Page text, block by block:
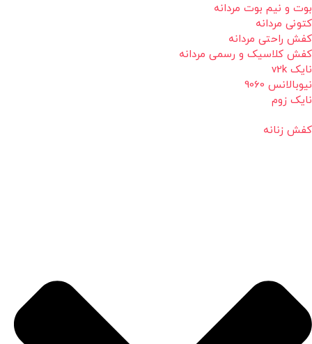
بوت و نیم بوت مردانه
کتونی مردانه
کفش راحتی مردانه
کفش کلاسیک و رسمی مردانه
نایک v2k
نیوبالانس 9060
نایک زوم
کفش زنانه